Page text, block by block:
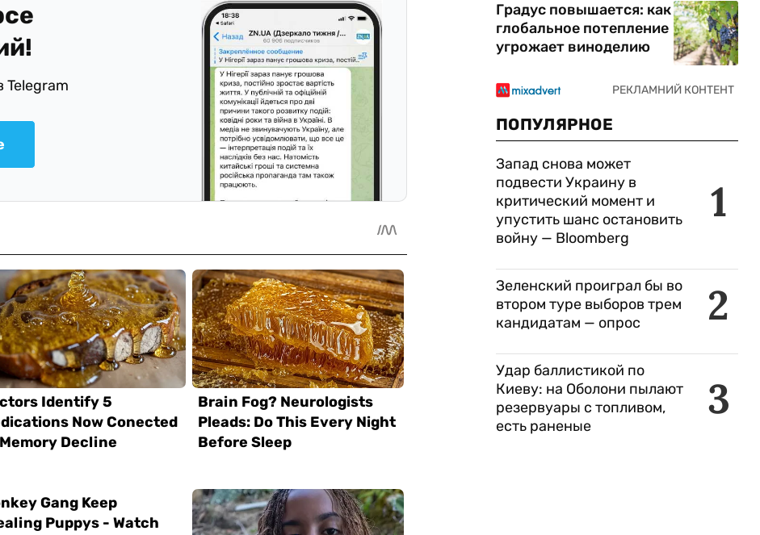
Telegram
Градус повышается: как
глобальное потепление
угрожает виноделию
ПОПУЛЯРНОЕ
1
Запад снова может
подвести Украину в
критический момент и
упустить шанс остановить
войну — Bloomberg
2
Зеленский проиграл бы во
втором туре выборов трем
кандидатам — опрос
3
Удар баллистикой по
Киеву: на Оболони пылают
резервуары с топливом,
есть раненые